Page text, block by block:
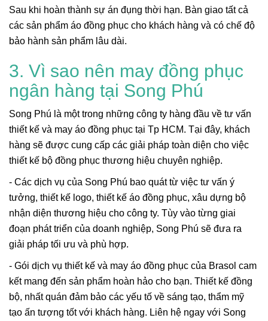
Sau khi hoàn thành sự án đụng thời hạn. Bàn giao tất cả
các sản phẩm áo đồng phục cho khách hàng và có chế độ
bảo hành sản phẩm lâu dài.
3. Vì sao nên may đồng phục
ngân hàng tại Song Phú
Song Phú là một trong những công ty hàng đầu về tư vấn
thiết kế và may áo đồng phục tại Tp HCM. Tại đây, khách
hàng sẽ được cung cấp các giải pháp toàn diện cho việc
thiết kế bộ đồng phục thương hiệu chuyên nghiệp.
- Các dịch vụ của Song Phú bao quát từ việc tư vấn ý
tưởng, thiết kế logo, thiết kế áo đồng phục, xâu dựng bộ
nhận diện thương hiệu cho công ty. Tùy vào từng giai
đoạn phát triển của doanh nghiệp, Song Phú sẽ đưa ra
giải pháp tối ưu và phù hợp.
- Gói dịch vụ thiết kế và may áo đồng phục của Brasol cam
kết mang đến sản phẩm hoàn hảo cho bạn. Thiết kế đồng
bộ, nhất quán đảm bảo các yếu tố về sáng tạo, thẩm mỹ
tạo ấn tượng tốt với khách hàng. Liên hệ ngay với Song